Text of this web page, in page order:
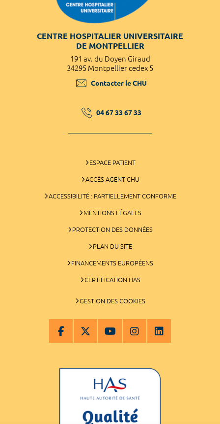
CENTRE HOSPITALIER UNIVERSITAIRE
DE MONTPELLIER
191 av. du Doyen Giraud
34295 Montpellier cedex 5
Contacter le CHU
04 67 33 67 33
ESPACE PATIENT
ACCÈS AGENT CHU
ACCESSIBILITÉ : PARTIELLEMENT CONFORME
MENTIONS LÉGALES
PROTECTION DES DONNÉES
PLAN DU SITE
FINANCEMENTS EUROPÉENS
CERTIFICATION HAS
GESTION DES COOKIES